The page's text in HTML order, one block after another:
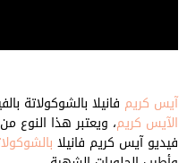
آيس كريم فانيلا بالشوكولاتة
الآيس كريم، ويعتبر هذا النوع من
فيديو آيس كريم فانيلا